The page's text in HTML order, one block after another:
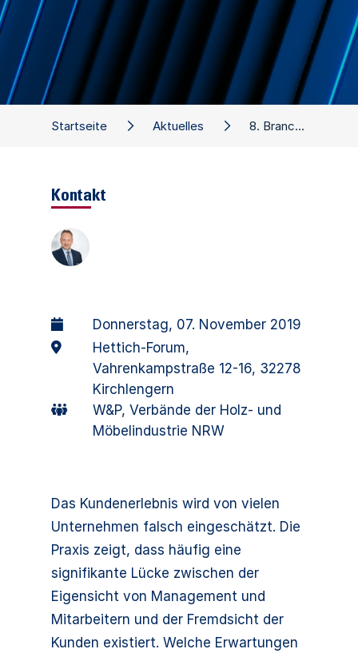
Donnerstag, 07. November 2019
Hettich-Forum,
Vahrenkampstraße 12-16, 32278
Kirchlengern
W&P, Verbände der Holz- und
Möbelindustrie NRW
Das Kundenerlebnis wird von vielen
Unternehmen falsch eingeschätzt. Die
Praxis zeigt, dass häufig eine
signifikante Lücke zwischen der
Eigensicht von Management und
Mitarbeitern und der Fremdsicht der
Kunden existiert. Welche Erwartungen
Kontakt
Startseite Aktuelles 8. Branchenwerkstatt Möbel: Kraftfeld Kunde - Damit die Möbelbranche wieder mehr für den Kunden brennt